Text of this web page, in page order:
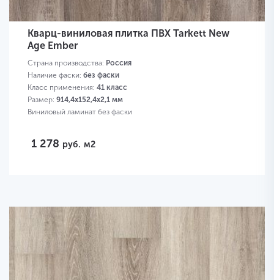
Кварц-виниловая плитка ПВХ Tarkett New
Age Ember
Страна производства: Россия
Наличие фаски: без фаски
Класс применения: 41 класс
Размер: 914,4х152,4х2,1 мм
Виниловый ламинат без фаски
1 278 руб. м2